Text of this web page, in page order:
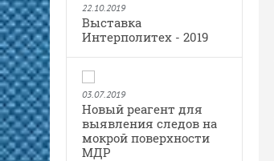
22.10.2019
Выставка
Интерполитех - 2019
03.07.2019
Новый реагент для
выявления следов на
мокрой поверхности
МДР